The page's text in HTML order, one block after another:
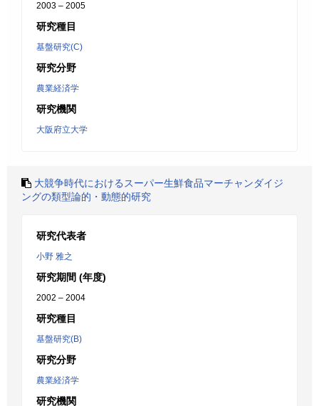
2003 – 2005
研究種目
基盤研究(C)
研究分野
農業経済学
研究機関
大阪府立大学
大競争時代におけるスーパー生鮮食品マーチャンダイジ
ングの類型論的・動態的研究
研究代表者
小野 雅之
研究期間 (年度)
2002 – 2004
研究種目
基盤研究(B)
研究分野
農業経済学
研究機関